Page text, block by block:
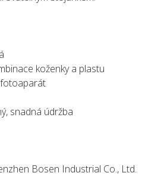
koženky a plastu
snadná údržba
Bosen Industrial Co., Ltd.